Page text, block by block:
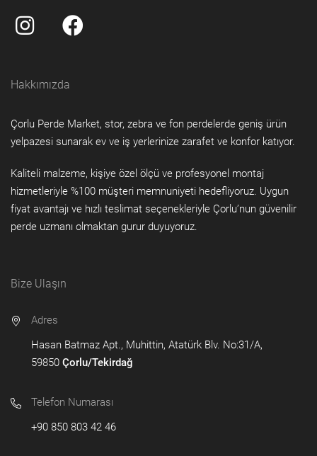
Hakkımızda
Çorlu Perde Market, stor, zebra ve fon perdelerde geniş ürün
yelpazesi sunarak ev ve iş yerlerinize zarafet ve konfor katıyor.
Kaliteli malzeme, kişiye özel ölçü ve profesyonel montaj
hizmetleriyle %100 müşteri memnuniyeti hedefliyoruz. Uygun
fiyat avantajı ve hızlı teslimat seçenekleriyle Çorlu’nun güvenilir
perde uzmanı olmaktan gurur duyuyoruz.
Bize Ulaşın
Adres
Hasan Batmaz Apt., Muhittin, Atatürk Blv. No:31/A,
59850 Çorlu/Tekirdağ
Telefon Numarası
+90 850 803 42 46